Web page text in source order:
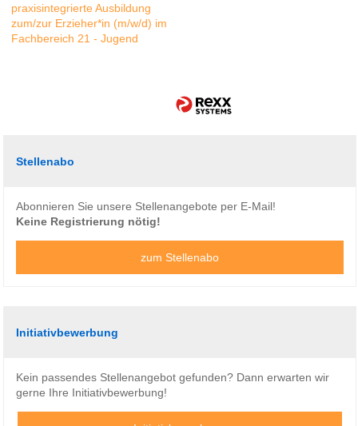
praxisintegrierte Ausbildung
zum/zur Erzieher*in (m/w/d) im
Fachbereich 21 - Jugend
Stellenabo
Abonnieren Sie unsere Stellenangebote per E-Mail!
Keine Registrierung nötig!
zum Stellenabo
Initiativbewerbung
Kein passendes Stellenangebot gefunden? Dann erwarten wir
gerne Ihre Initiativbewerbung!